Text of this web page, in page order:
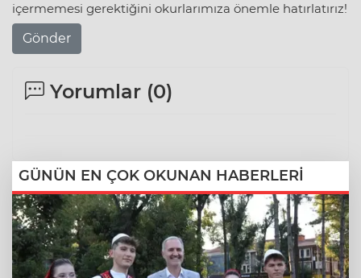
içermemesi gerektiğini okurlarımıza önemle hatırlatırız!
Gönder
Yorumlar (0)
GÜNÜN EN ÇOK OKUNAN HABERLERİ